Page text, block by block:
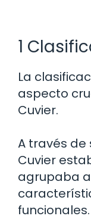
1
La
aspecto
Cuvier.
A través de
Cuvier
agrupaba
funcionales.